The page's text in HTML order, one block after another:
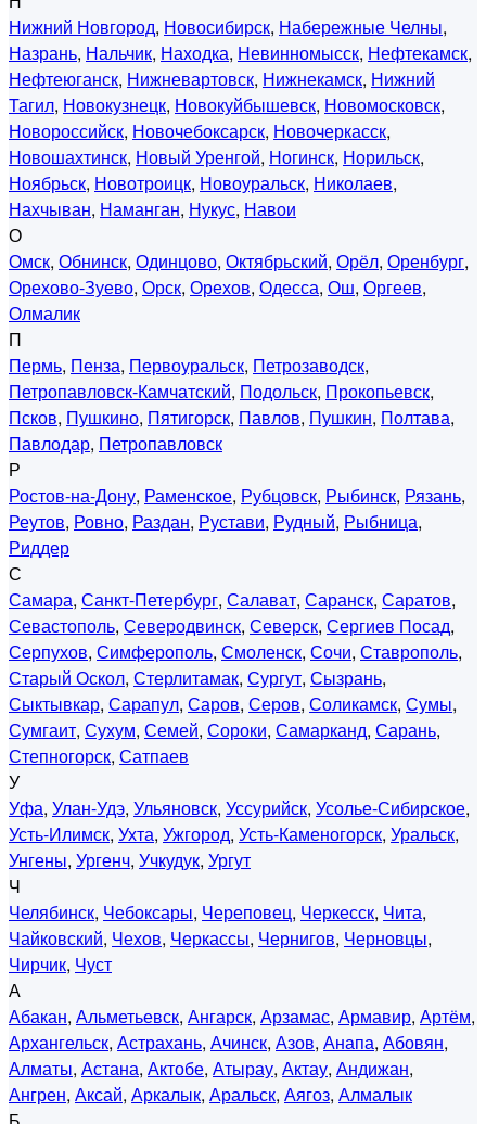
Нижний Новгород, Новосибирск, Набережные Челны,
Назрань, Нальчик, Находка, Невинномысск, Нефтекамск,
Нефтеюганск, Нижневартовск, Нижнекамск, Нижний
Тагил, Новокузнецк, Новокуйбышевск, Новомосковск,
Новороссийск, Новочебоксарск, Новочеркасск,
Новошахтинск, Новый Уренгой, Ногинск, Норильск,
Ноябрьск, Новотроицк, Новоуральск, Николаев,
Нахчыван, Наманган, Нукус, Навои
О
Омск, Обнинск, Одинцово, Октябрьский, Орёл, Оренбург,
Орехово-Зуево, Орск, Орехов, Одесса, Ош, Оргеев,
Олмалик
П
Пермь, Пенза, Первоуральск, Петрозаводск,
Петропавловск-Камчатский, Подольск, Прокопьевск,
Псков, Пушкино, Пятигорск, Павлов, Пушкин, Полтава,
Павлодар, Петропавловск
Р
Ростов-на-Дону, Раменское, Рубцовск, Рыбинск, Рязань,
Реутов, Ровно, Раздан, Рустави, Рудный, Рыбница,
Риддер
С
Самара, Санкт-Петербург, Салават, Саранск, Саратов,
Севастополь, Северодвинск, Северск, Сергиев Посад,
Серпухов, Симферополь, Смоленск, Сочи, Ставрополь,
Старый Оскол, Стерлитамак, Сургут, Сызрань,
Сыктывкар, Сарапул, Саров, Серов, Соликамск, Сумы,
Сумгаит, Сухум, Семей, Сороки, Самарканд, Сарань,
Степногорск, Сатпаев
У
Уфа, Улан-Удэ, Ульяновск, Уссурийск, Усолье-Сибирское,
Усть-Илимск, Ухта, Ужгород, Усть-Каменогорск, Уральск,
Унгены, Ургенч, Учкудук, Ургут
Ч
Челябинск, Чебоксары, Череповец, Черкесск, Чита,
Чайковский, Чехов, Черкассы, Чернигов, Черновцы,
Чирчик, Чуст
А
Абакан, Альметьевск, Ангарск, Арзамас, Армавир, Артём,
Архангельск, Астрахань, Ачинск, Азов, Анапа, Абовян,
Алматы, Астана, Актобе, Атырау, Актау, Андижан,
Ангрен, Аксай, Аркалык, Аральск, Аягоз, Алмалык